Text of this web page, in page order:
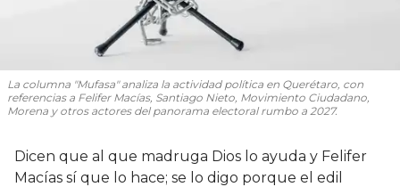
La columna "Mufasa" analiza la actividad política en Querétaro, con
referencias a Felifer Macías, Santiago Nieto, Movimiento Ciudadano,
Morena y otros actores del panorama electoral rumbo a 2027.
Dicen que al que madruga Dios lo ayuda y Felifer
Macías sí que lo hace; se lo digo porque el edil